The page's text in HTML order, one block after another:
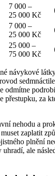
7 000 –
25 000 Kč
7 000 –
25 000 Kč
25 000 –
75 000 Kč
návykové
odmítne
přestupku, za
nehodu a
zaplatit
plnění
ale